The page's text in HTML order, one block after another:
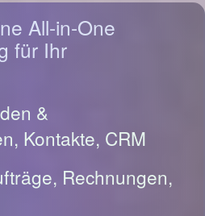
All-in-One
für Ihr
&
Kontakte, CRM
Rechnungen,